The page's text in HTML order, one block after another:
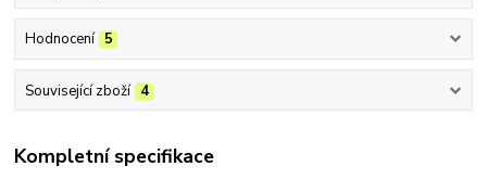
Hodnocení 5
Související zboží 4
Kompletní specifikace